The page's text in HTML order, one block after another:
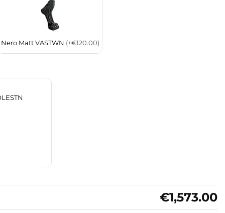
Nero Matt VASTWN (+€120.00)
€1,573.00